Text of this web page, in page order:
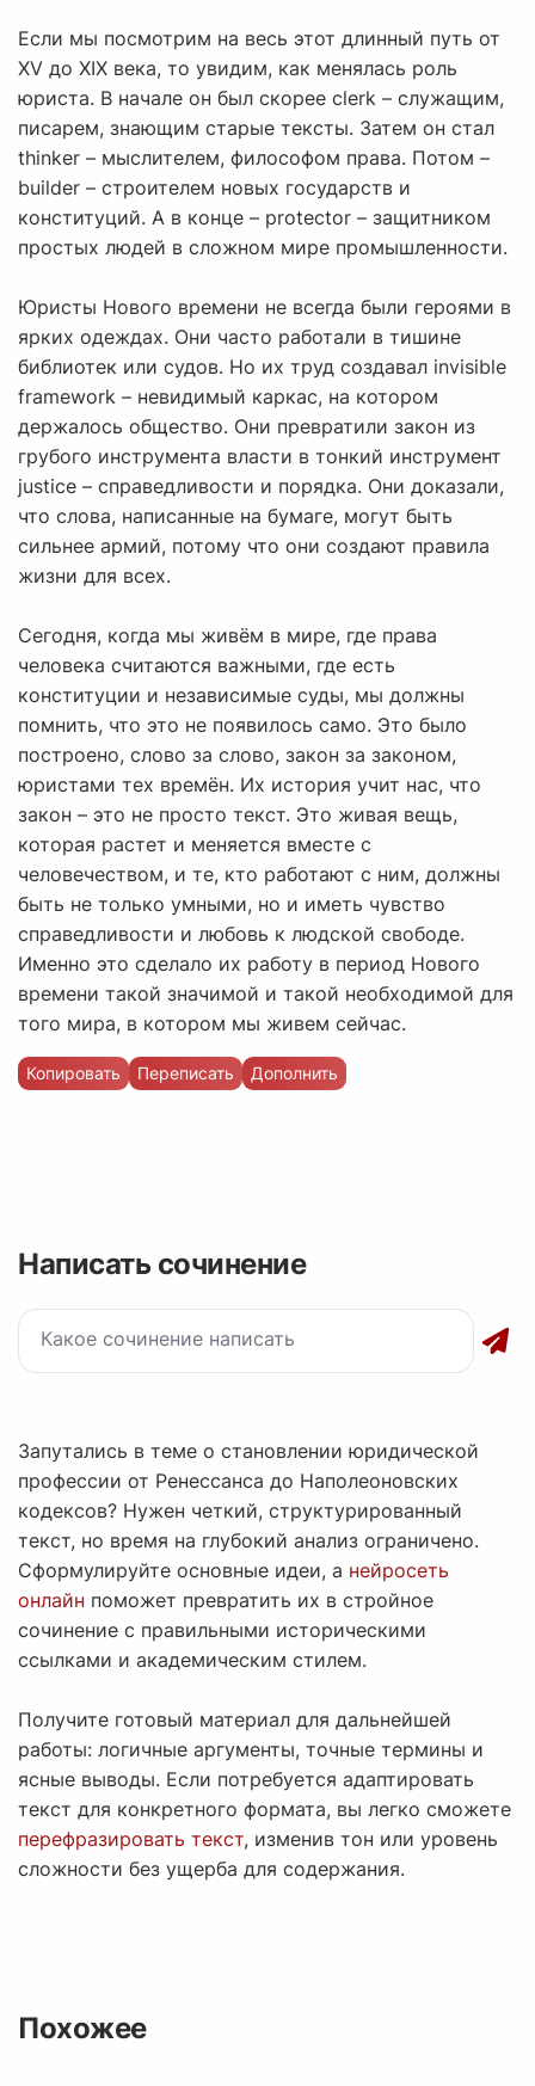
Если мы посмотрим на весь этот длинный путь от
XV до XIX века, то увидим, как менялась роль
юриста. В начале он был скорее clerk – служащим,
писарем, знающим старые тексты. Затем он стал
thinker – мыслителем, философом права. Потом –
builder – строителем новых государств и
конституций. А в конце – protector – защитником
простых людей в сложном мире промышленности.
Юристы Нового времени не всегда были героями в
ярких одеждах. Они часто работали в тишине
библиотек или судов. Но их труд создавал invisible
framework – невидимый каркас, на котором
держалось общество. Они превратили закон из
грубого инструмента власти в тонкий инструмент
justice – справедливости и порядка. Они доказали,
что слова, написанные на бумаге, могут быть
сильнее армий, потому что они создают правила
жизни для всех.
Сегодня, когда мы живём в мире, где права
человека считаются важными, где есть
конституции и независимые суды, мы должны
помнить, что это не появилось само. Это было
построено, слово за слово, закон за законом,
юристами тех времён. Их история учит нас, что
закон – это не просто текст. Это живая вещь,
которая растет и меняется вместе с
человечеством, и те, кто работают с ним, должны
быть не только умными, но и иметь чувство
справедливости и любовь к людской свободе.
Именно это сделало их работу в период Нового
времени такой значимой и такой необходимой для
того мира, в котором мы живем сейчас.
Копировать Переписать Дополнить
Написать сочинение
Запутались в теме о становлении юридической
профессии от Ренессанса до Наполеоновских
кодексов? Нужен четкий, структурированный
текст, но время на глубокий анализ ограничено.
Сформулируйте основные идеи, а нейросеть
онлайн поможет превратить их в стройное
сочинение с правильными историческими
ссылками и академическим стилем.
Получите готовый материал для дальнейшей
работы: логичные аргументы, точные термины и
ясные выводы. Если потребуется адаптировать
текст для конкретного формата, вы легко сможете
перефразировать текст, изменив тон или уровень
сложности без ущерба для содержания.
Похожее